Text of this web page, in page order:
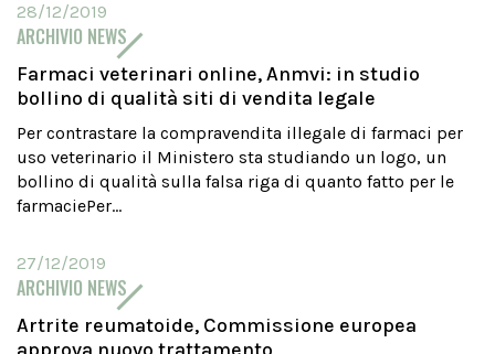
28/12/2019
ARCHIVIO NEWS
Farmaci veterinari online, Anmvi: in studio
bollino di qualità siti di vendita legale
Per contrastare la compravendita illegale di farmaci per
uso veterinario il Ministero sta studiando un logo, un
bollino di qualità sulla falsa riga di quanto fatto per le
farmaciePer...
27/12/2019
ARCHIVIO NEWS
Artrite reumatoide, Commissione europea